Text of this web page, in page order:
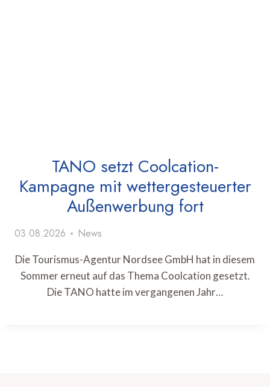
TANO setzt Coolcation-
Kampagne mit wettergesteuerter
Außenwerbung fort
03.08.2026 News
Die Tourismus-Agentur Nordsee GmbH hat in diesem
Sommer erneut auf das Thema Coolcation gesetzt.
Die TANO hatte im vergangenen Jahr…